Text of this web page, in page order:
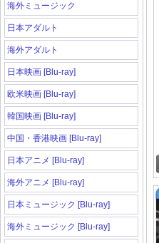
海外ミュージック
日本アダルト
海外アダルト
日本映画 [Blu-ray]
欧米映画 [Blu-ray]
韓国映画 [Blu-ray]
中国・香港映画 [Blu-ray]
日本アニメ [Blu-ray]
海外アニメ [Blu-ray]
日本ミュージック [Blu-ray]
海外ミュージック [Blu-ray]